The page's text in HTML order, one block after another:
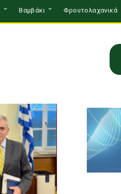
Βαμβάκι Φρουτολαχανικά